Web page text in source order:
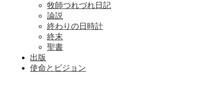
牧師つれづれ日記
論説
終わりの日時計
終末
聖書
出版
使命とビジョン